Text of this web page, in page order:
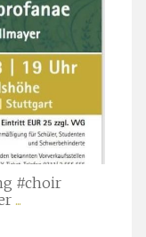
#choir
...